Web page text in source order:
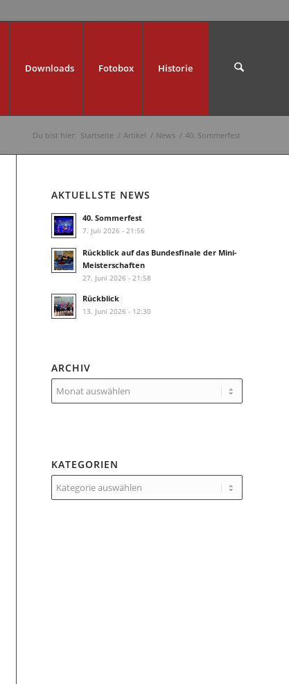
Downloads Fotobox Historie
Du bist hier: Startseite / Artikel / News / 40. Sommerfest
AKTUELLSTE NEWS
40. Sommerfest
7. Juli 2026 - 21:56
Rückblick auf das Bundesfinale der Mini-
Meisterschaften
27. Juni 2026 - 21:58
Rückblick
13. Juni 2026 - 12:30
ARCHIV
KATEGORIEN
Kategorien